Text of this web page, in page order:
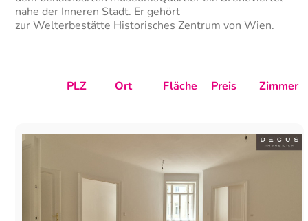
nahe der Inneren Stadt. Er gehört
zur Welterbestätte Historisches Zentrum von Wien.
PLZ Ort Fläche Preis Zimmer